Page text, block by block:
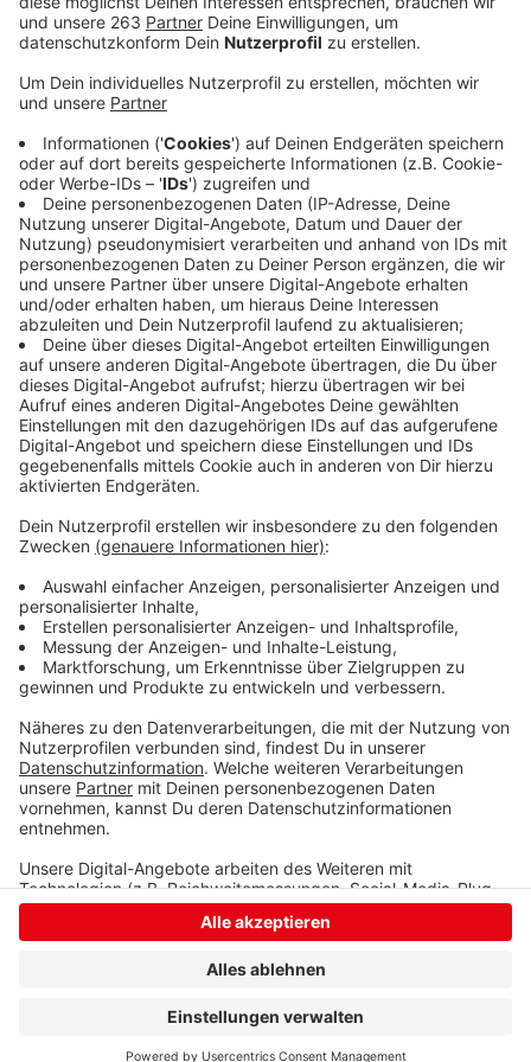
Große Sorge herrscht in der aktuellen Situation bei der
IHK Siegen. Denn deutliche Beschäftigungsverluste
über nahezu allen Branchen sind mehr als
wahrscheinlich, so die IHK. Sie bezieht sich damit auf
Wittgenstein und Olpe beteiligt waren. Laut der
müssen mehr als ein Drittel der Unternehmen Personal
entlassen.„Wir sollten uns warm anziehen“ sagt IHK-
Referatsleiter Stephan Haeger, denn die Umfrage
zeigt vor allem, dass die Industrie als regionaler
Beschäftigungsmotor ins Stocken gerät. Jedes
zweite Industrieunternehmen hier bei uns rechnet mit
Arbeitsplatzverlusten. Von der Branche hängen in der
Region etwa 80.000 Arbeitsplätze ab. Besonders
schlecht sehe es im Gastgewerbe aus. 60% der
befragten Gastro-Unternehmen gehen davon aus
Personal entlassen zu müssen. Auswirkungen wird das
auch auf den Ausbildungsmarkt haben. „Wer Personal
abbaut, tut sich schwer, zugleich auszubilden“ erklärt
IHK-Chef Klaus Gräbener. Genaue Prognosen über
Entwicklungen des Ausbildungsjahres könne es jedoch
frühestens Ende Juni geben, heißt es weiter.
Anzeige